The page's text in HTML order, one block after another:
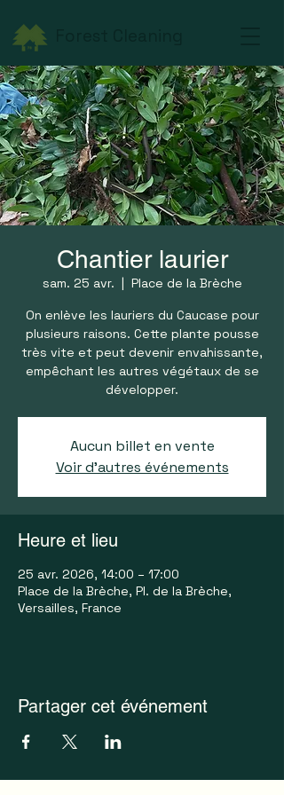
Chantier laurier
sam. 25 avr.
  |
Place de la Brèche
On enlève les lauriers du Caucase pour
plusieurs raisons. Cette plante pousse
très vite et peut devenir envahissante,
empêchant les autres végétaux de se
développer.
Aucun billet en vente
Voir d'autres événements
Heure et lieu
25 avr. 2026, 14:00 – 17:00
Place de la Brèche, Pl. de la Brèche,
Versailles, France
Partager cet événement